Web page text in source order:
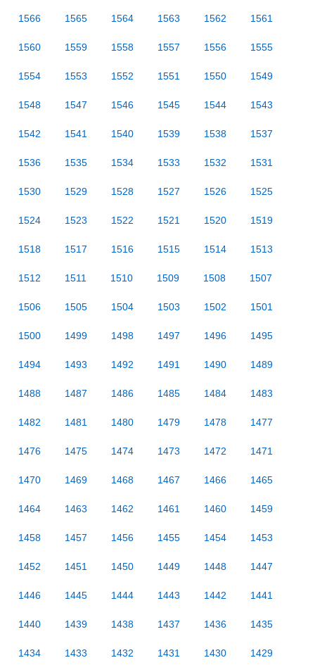
1566 1565 1564 1563 1562 1561
1560 1559 1558 1557 1556 1555
1554 1553 1552 1551 1550 1549
1548 1547 1546 1545 1544 1543
1542 1541 1540 1539 1538 1537
1536 1535 1534 1533 1532 1531
1530 1529 1528 1527 1526 1525
1524 1523 1522 1521 1520 1519
1518 1517 1516 1515 1514 1513
1512 1511 1510 1509 1508 1507
1506 1505 1504 1503 1502 1501
1500 1499 1498 1497 1496 1495
1494 1493 1492 1491 1490 1489
1488 1487 1486 1485 1484 1483
1482 1481 1480 1479 1478 1477
1476 1475 1474 1473 1472 1471
1470 1469 1468 1467 1466 1465
1464 1463 1462 1461 1460 1459
1458 1457 1456 1455 1454 1453
1452 1451 1450 1449 1448 1447
1446 1445 1444 1443 1442 1441
1440 1439 1438 1437 1436 1435
1434 1433 1432 1431 1430 1429